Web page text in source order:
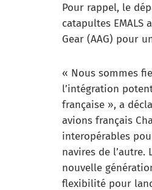
Pour rappel, le
catapultes EMALS
Gear (AAG) pour
« Nous sommes
l’intégration
française », a
avions français
interopérables
navires de l’autre.
nouvelle
flexibilité pour